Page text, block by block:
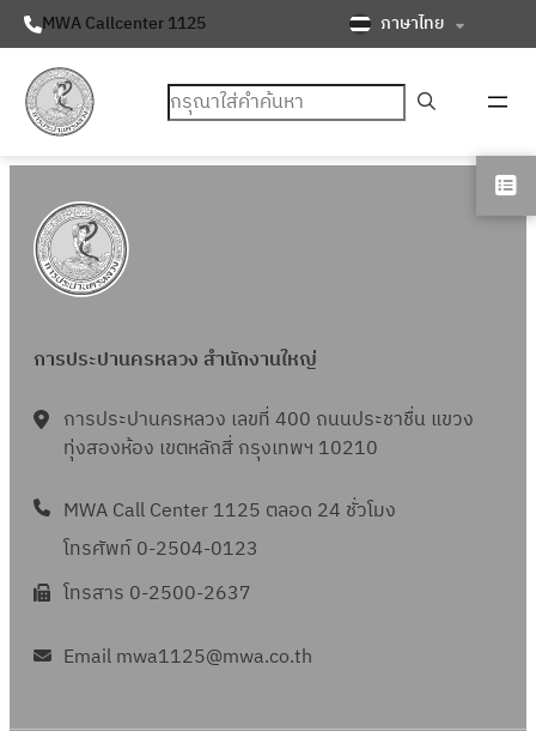
MWA Callcenter 1125 ภาษาไทย
ค้นหา
การประปานครหลวง สำนักงานใหญ่
การประปานครหลวง เลขที่ 400 ถนนประชาชื่น แขวง
ทุ่งสองห้อง เขตหลักสี่ กรุงเทพฯ 10210
MWA Call Center 1125 ตลอด 24 ชั่วโมง
โทรศัพท์ 0-2504-0123
โทรสาร 0-2500-2637
Email mwa1125@mwa.co.th